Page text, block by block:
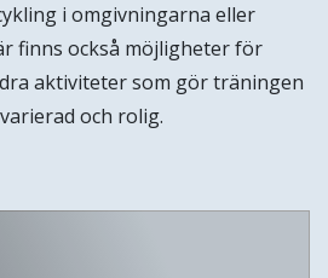
i omgivningarna eller
finns också möjligheter för
aktiviteter som gör träningen
och rolig.